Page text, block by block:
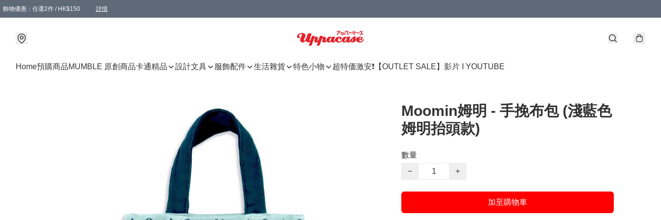
飾物優惠：任選2件 / HK$150 詳情
Home預購商品MUMBLE 原創商品卡通精品 設計文具 服飾配件 生活雜貨 特色小物 超特価激安❗【OUTLET SALE】 影片 I YOUTUBE
Moomin姆明 - 手挽布包 (淺藍色
姆明抬頭款)
數量
−
+
加至購物車